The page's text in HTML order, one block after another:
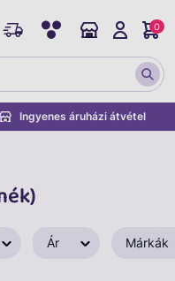
Ingyenes áruházi átvétel
0
Ár Márkák